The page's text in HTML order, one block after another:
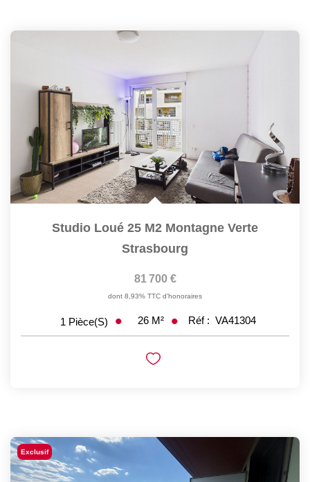
Studio Loué 25 M2 Montagne Verte
Strasbourg
81 700 €
dont 8,93% TTC d'honoraires
1 Pièce(s) 26 M² Réf : VA41304
Exclusif